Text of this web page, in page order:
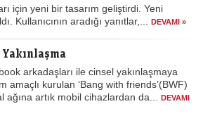
için yeni bir tasarım geliştirdi. Yeni
Kullanıcının aradığı yanıtlar,... DEVAMI »
arkadaşları ile cinsel yakınlaşmaya
amaçlı kurulan ‘Bang with friends’(BWF)
ağına artık mobil cihazlardan da... DEVAMI